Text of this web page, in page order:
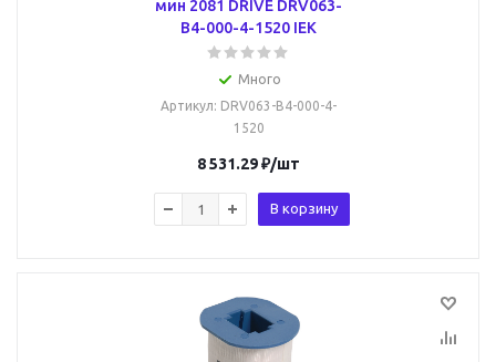
мин 2081 DRIVE DRV063-
B4-000-4-1520 IEK
Много
Артикул: DRV063-B4-000-4-
1520
8 531.29₽/шт
В корзину